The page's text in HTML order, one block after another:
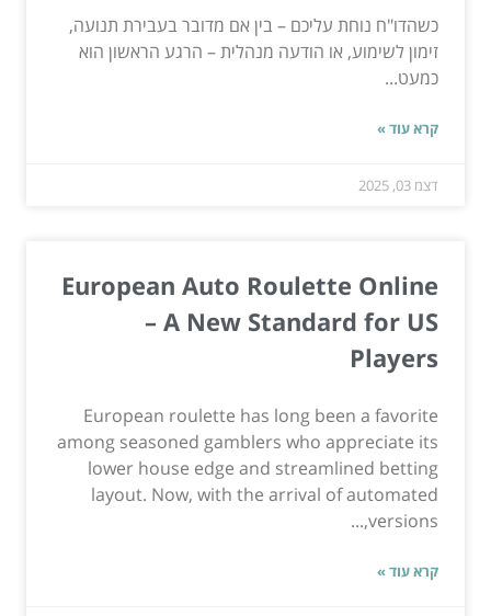
כשהדו"ח נוחת עליכם – בין אם מדובר בעבירת תנועה,
זימון לשימוע, או הודעה מנהלית – הרגע הראשון הוא
כמעט...
קרא עוד »
דצמ 03, 2025
European Auto Roulette Online
– A New Standard for US
Players
European roulette has long been a favorite
among seasoned gamblers who appreciate its
lower house edge and streamlined betting
layout. Now, with the arrival of automated
versions,...
קרא עוד »